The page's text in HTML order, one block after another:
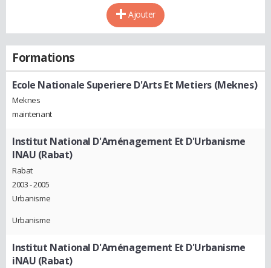
Ajouter
Formations
Ecole Nationale Superiere D'Arts Et Metiers (Meknes)
Meknes
maintenant
Institut National D'Aménagement Et D'Urbanisme
INAU (Rabat)
Rabat
2003 - 2005
Urbanisme
Urbanisme
Institut National D'Aménagement Et D'Urbanisme
iNAU (Rabat)